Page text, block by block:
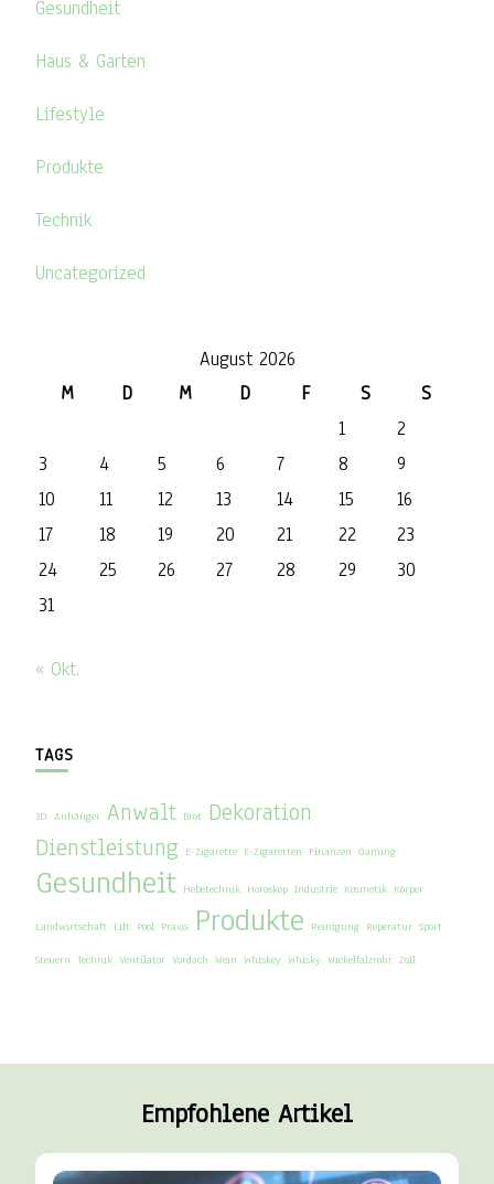
Gesundheit
Haus & Garten
Lifestyle
Produkte
Technik
Uncategorized
August 2026
M
D M D F S
S
1
2
3
4 5 6 7 8
9
10
11 12 13 14 15
16
17
18 19 20 21 22
23
24
25 26 27 28 29
30
31
« Okt.
TAGS
3D Anhänger Anwalt Brot Dekoration
Dienstleistung E-Zigarette E-Zigaretten Finanzen Gaming
Gesundheit Hebetechnik Horoskop Industrie Kosmetik Körper
Landwirtschaft Lift Pool Praxis Produkte Reinigung Reperatur Sport
Steuern Technik Ventilator Vordach Wein Whiskey Whisky Wickelfalzrohr Zoll
Empfohlene Artikel